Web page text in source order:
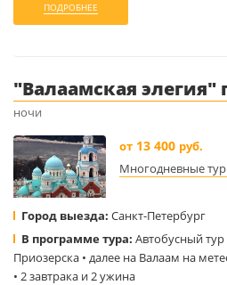
ПОДРОБНЕЕ
"Валаамская элегия"
ночи
от 13 400 руб.
Многодневные
Город выезда: Санкт-Петербург
В программе тура: Автобусный тур
Приозерска • далее на Валаам на
• 2 завтрака и 2 ужина